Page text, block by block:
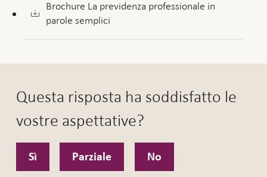
Brochure La previdenza professionale in
parole semplici
Questa risposta ha soddisfatto le
vostre aspettative?
Sì Parziale No